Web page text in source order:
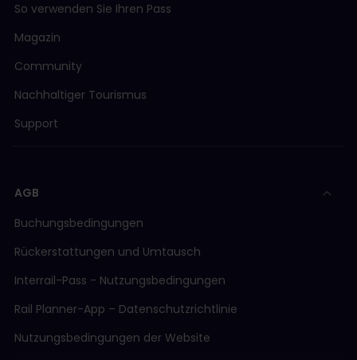
So verwenden Sie Ihren Pass
Magazin
Community
Nachhaltiger Tourismus
Support
AGB
Buchungsbedingungen
Rückerstattungen und Umtausch
Interrail-Pass - Nutzungsbedingungen
Rail Planner-App – Datenschutzrichtlinie
Nutzungsbedingungen der Website